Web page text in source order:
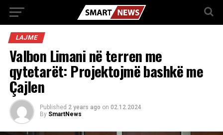
LAJME
Valbon Limani në terren me
qytetarët: Projektojmë bashkë me
Çajlen
Published 2 years ago on 02.12.2024
By SmartNews